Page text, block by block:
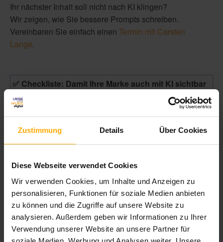
Zustimmung Details Über Cookies
Diese Webseite verwendet Cookies
Wir verwenden Cookies, um Inhalte und Anzeigen zu
personalisieren, Funktionen für soziale Medien anbieten
zu können und die Zugriffe auf unsere Website zu
analysieren. Außerdem geben wir Informationen zu Ihrer
Verwendung unserer Website an unsere Partner für
Ihr nächster Inhalt soll nicht nach KI klingen?
Wir zeigen, wie Sie bessere Prompts schreiben.
Vereinbaren Sie einfach einen Termin mit Carsten
Lange.
✅ Checkliste: Damit Ihre Marke auch mit KI sichtbar
bleibt
dokumentiert?
Informationen über Ihre Zielgruppen gegeben?
☐ Kennt die KI Ihre Produkte, Partner und Ihre
Positionierung im Markt?
☐ Arbeiten Sie mit mehrstufigen, konkreten